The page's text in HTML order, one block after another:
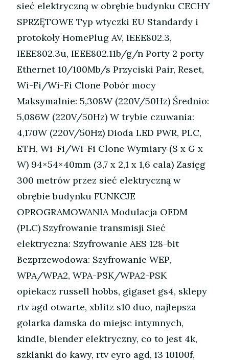
sieć elektryczną w obrębie budynku CECHY
SPRZĘTOWE Typ wtyczki EU Standardy i
protokoły HomePlug AV, IEEE802.3,
IEEE802.3u, IEEE802.11b/g/n Porty 2 porty
Ethernet 10/100Mb/s Przyciski Pair, Reset,
Wi-Fi/Wi-Fi Clone Pobór mocy
Maksymalnie: 5,308W (220V/50Hz) Średnio:
5,086W (220V/50Hz) W trybie czuwania:
4,170W (220V/50Hz) Dioda LED PWR, PLC,
ETH, Wi-Fi/Wi-Fi Clone Wymiary (S x G x
W) 94×54×40mm (3,7 x 2,1 x 1,6 cala) Zasięg
300 metrów przez sieć elektryczną w
obrębie budynku FUNKCJE
OPROGRAMOWANIA Modulacja OFDM
(PLC) Szyfrowanie transmisji Sieć
elektryczna: Szyfrowanie AES 128-bit
Bezprzewodowa: Szyfrowanie WEP,
WPA/WPA2, WPA-PSK/WPA2-PSK
opiekacz russell hobbs, gigaset gs4, sklepy
rtv agd otwarte, xblitz s10 duo, najlepsza
golarka damska do miejsc intymnych,
kindle, blender elektryczny, co to jest 4k,
szklanki do kawy, rtv eyro agd, i3 10100f,